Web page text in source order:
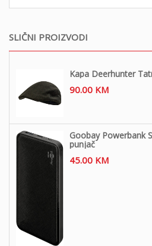
SLIČNI PROIZVODI
Kapa Deerhunter
90.00 KM
Goobay Powerbank
punjač
45.00 KM